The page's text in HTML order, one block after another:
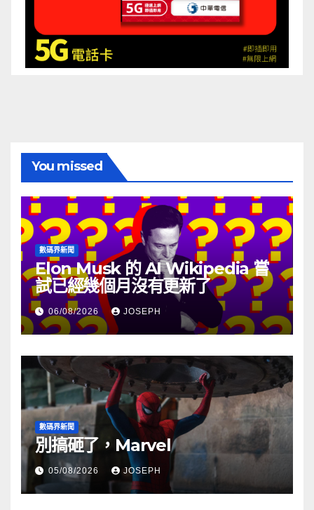
You missed
數碼界新聞
Elon Musk 的 AI Wikipedia 嘗
試已經幾個月沒有更新了
06/08/2026 JOSEPH
數碼界新聞
別搞砸了，Marvel
05/08/2026 JOSEPH